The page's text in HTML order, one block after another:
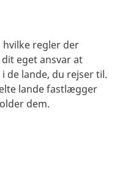
regler der
eget ansvar at
de lande, du rejser til.
lande fastlægger
dem.